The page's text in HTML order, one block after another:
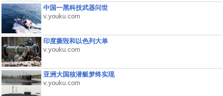
中国一黑科技武器问世
v.youku.com
印度撕毁和以色列大单
v.youku.com
亚洲大国核潜艇梦终实现
v.youku.com